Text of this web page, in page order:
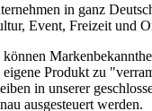
in ganz
Event, Freizeit und
eigene Produkt zu
in unserer
ausgesteuert werden.